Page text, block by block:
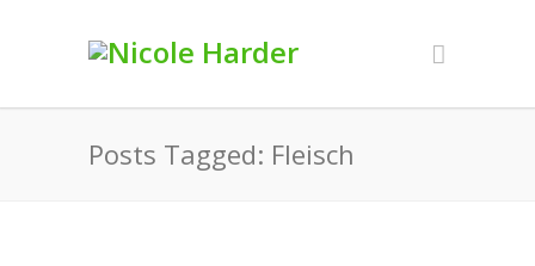
Posts Tagged: Fleisch